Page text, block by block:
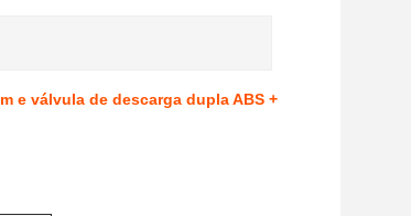
e válvula de descarga dupla ABS +